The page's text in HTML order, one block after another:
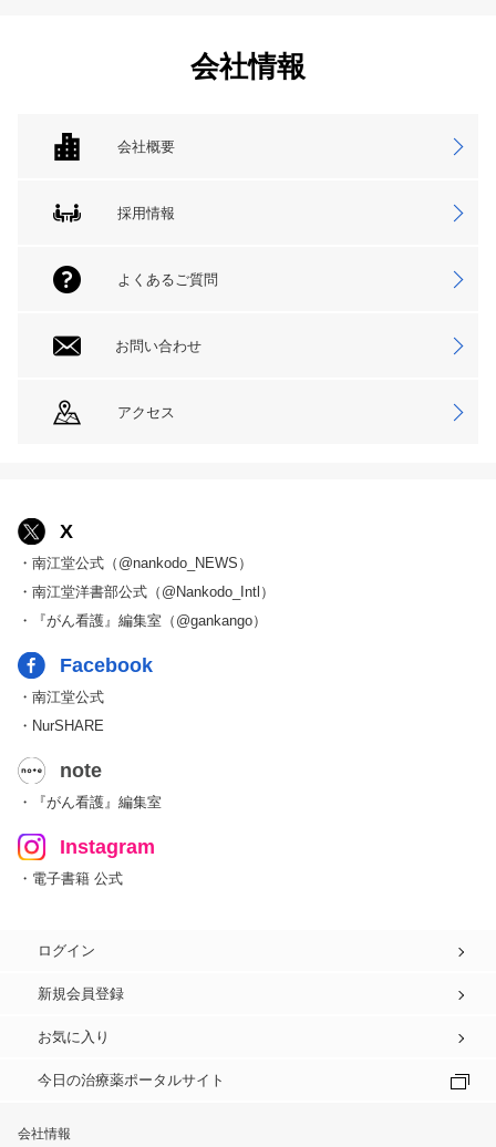
会社情報
会社概要
採用情報
よくあるご質問
お問い合わせ
アクセス
X
・南江堂公式（@nankodo_NEWS）
・南江堂洋書部公式（@Nankodo_Intl）
・『がん看護』編集室（@gankango）
Facebook
・南江堂公式
・NurSHARE
note
・『がん看護』編集室
Instagram
・電子書籍 公式
ログイン
新規会員登録
お気に入り
今日の治療薬ポータルサイト
会社情報